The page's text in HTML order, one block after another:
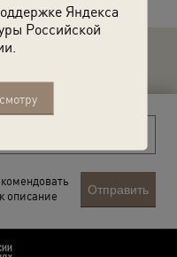
Яндекса
Российской
описание
Отправить